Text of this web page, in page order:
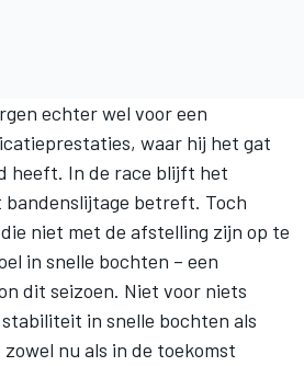
echter wel voor een
waar hij het gat
heeft. In de race blijft het
bandenslijtage betreft. Toch
niet met de afstelling zijn op te
in snelle bochten – een
dit seizoen. Niet voor niets
in snelle bochten als
nu als in de toekomst